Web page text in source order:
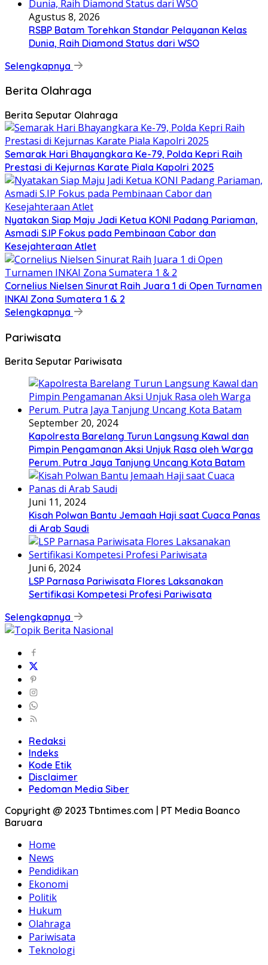
Agustus 8, 2026
RSBP Batam Torehkan Standar Pelayanan Kelas
Dunia, Raih Diamond Status dari WSO
Selengkapnya
Berita Olahraga
Berita Seputar Olahraga
Semarak Hari Bhayangkara Ke-79, Polda Kepri Raih
Prestasi di Kejurnas Karate Piala Kapolri 2025
Nyatakan Siap Maju Jadi Ketua KONI Padang Pariaman,
Asmadi S.IP Fokus pada Pembinaan Cabor dan
Kesejahteraan Atlet
Cornelius Nielsen Sinurat Raih Juara 1 di Open Turnamen
INKAI Zona Sumatera 1 & 2
Selengkapnya
Pariwisata
Berita Seputar Pariwisata
September 20, 2024
Kapolresta Barelang Turun Langsung Kawal dan
Pimpin Pengamanan Aksi Unjuk Rasa oleh Warga
Perum. Putra Jaya Tanjung Uncang Kota Batam
Juni 11, 2024
Kisah Polwan Bantu Jemaah Haji saat Cuaca Panas
di Arab Saudi
Juni 6, 2024
LSP Parnasa Pariwisata Flores Laksanakan
Sertifikasi Kompetesi Profesi Pariwisata
Selengkapnya
Redaksi
Indeks
Kode Etik
Disclaimer
Pedoman Media Siber
Copyright @ 2023 Tbntimes.com | PT Media Boanco
Baruara
Home
News
Pendidikan
Ekonomi
Politik
Hukum
Olahraga
Pariwisata
Teknologi